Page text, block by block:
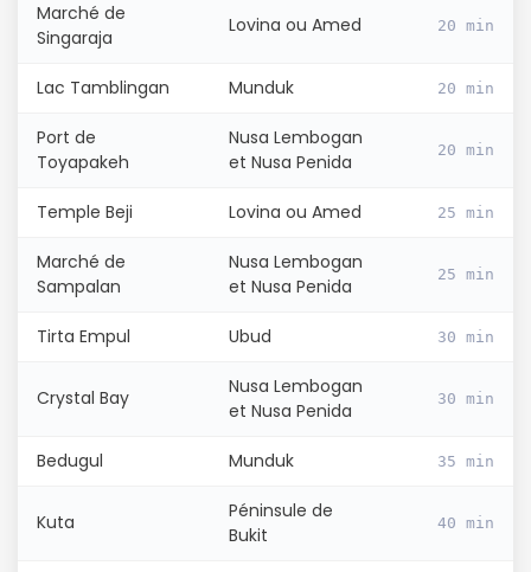
Marché de
Singaraja
Lovina ou Amed 20 min
Lac Tamblingan Munduk 20 min
Port de
Toyapakeh
Nusa Lembogan
et Nusa Penida
20 min
Temple Beji Lovina ou Amed 25 min
Marché de
Sampalan
Nusa Lembogan
et Nusa Penida
25 min
Tirta Empul Ubud 30 min
Crystal Bay
Nusa Lembogan
et Nusa Penida
30 min
Bedugul Munduk 35 min
Kuta
Péninsule de
Bukit
40 min